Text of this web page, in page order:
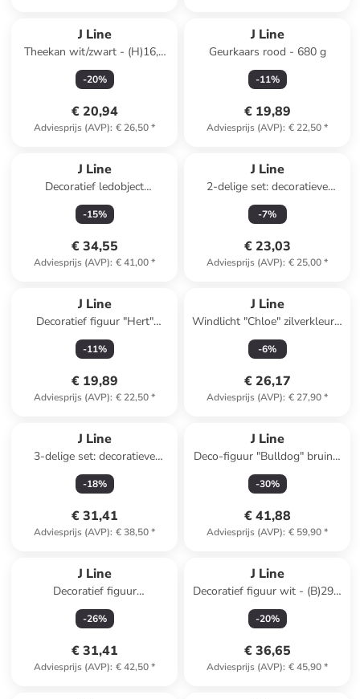
J Line
Theekan wit/zwart - (H)16,3
cm
-20%
€ 20,94
Adviesprijs (AVP): € 26,50*
J Line
Geurkaars rood - 680 g
-11%
€ 19,89
Adviesprijs (AVP): € 22,50*
J Line
Decoratief ledobject
zilverkleurig - (B)25 x (H)56 x
(D)25 cm
-15%
€ 34,55
Adviesprijs (AVP): € 41,00*
J Line
2-delige set: decoratieve
hangers "Rendier" beige -
(B)18 x (H)16 x (D)8 cm
-7%
€ 23,03
Adviesprijs (AVP): € 25,00*
J Line
Decoratief figuur "Hert"
zilverkleurig - (B)24 x (H)24,5
x (D)21,5 cm
-11%
€ 19,89
Adviesprijs (AVP): € 22,50*
J Line
Windlicht "Chloe" zilverkleurig
- (H)26 x Ø 19 cm
-6%
€ 26,17
Adviesprijs (AVP): € 27,90*
J Line
3-delige set: decoratieve
figuren "Hert" bruin
-18%
€ 31,41
Adviesprijs (AVP): € 38,50*
J Line
Deco-figuur "Bulldog" bruin -
(B)28 x (H)25 x (D)11 cm
-30%
€ 41,88
Adviesprijs (AVP): € 59,90*
J Line
Decoratief figuur
naturel/zilverkleurig lichtbruin
- (B)18 x (H)39 cm
-26%
€ 31,41
Adviesprijs (AVP): € 42,50*
J Line
Decoratief figuur wit - (B)29 x
(H)45 x (D)15 cm
-20%
€ 36,65
Adviesprijs (AVP): € 45,90*